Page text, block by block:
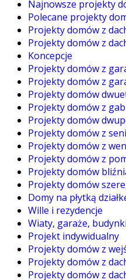
Najnowsze projekty
Polecane projekty
Projekty domów z
Projekty domów z
Koncepcje
Projekty domów z
Projekty domów z
Projekty domów
Projekty domów z
Projekty domów
Projekty domów z
Projekty domów z
Projekty domów z
Projekty domów
Projekty domów
Domy na płytką
Wille i rezydencje
Wiaty, garaże,
Projekt indywidualny
Projekty domów z
Projekty domów z
Projekty domów z